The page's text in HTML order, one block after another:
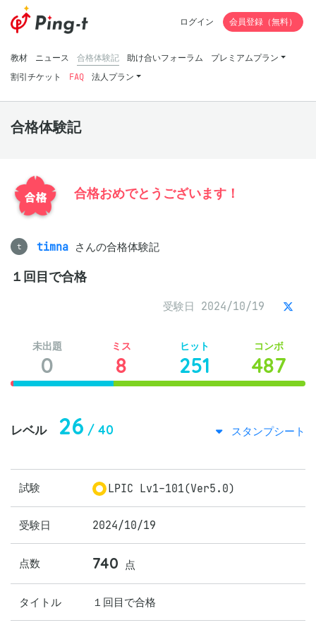
教材 ニュース 合格体験記 助け合いフォーラム
プレミアムプラン
割引チケット
FAQ 法人プラン
ログイン 会員登録（無料）
合格体験記
合格おめでとうございます！
t timna さんの合格体験記
１回目で合格
受験日 2024/10/19
未出題
0
ミス
8
ヒット
251
コンボ
487
レベル 26 / 40 スタンプシート
試験 LPIC Lv1-101(Ver5.0)
受験日 2024/10/19
点数 740 点
タイトル １回目で合格